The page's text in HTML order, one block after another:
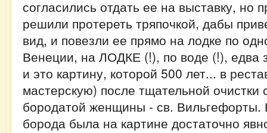
согласились отдать ее на выставку, но
решили протереть тряпочкой, дабы
вид, и повезли ее прямо на лодке по
Венеции, на ЛОДКЕ (!), по воде (!), едва
и это картину, которой 500 лет... в
мастерскую) после тщательной очистки
бородатой женщины - св. Вильгефорты.
борода была на картине достаточно